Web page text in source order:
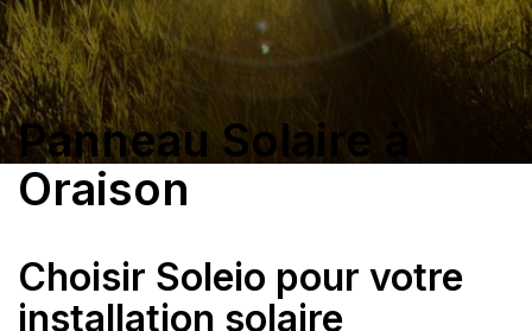
Panneau Solaire à
Oraison
Choisir Soleio pour votre
installation solaire